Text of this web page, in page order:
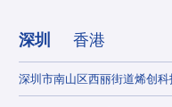
深圳 香港
深圳市南山区西丽街道烯创